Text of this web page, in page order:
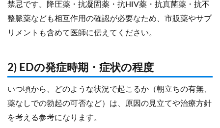
禁忌です。降圧薬・抗凝固薬・抗HIV薬・抗真菌薬・抗不
整脈薬なども相互作用の確認が必要なため、市販薬やサプ
リメントも含めて医師に伝えてください。
2) EDの発症時期・症状の程度
いつ頃から、どのような状況で起こるか（朝立ちの有無、
薬なしでの勃起の可否など）は、原因の見立てや治療方針
を考える参考になります。